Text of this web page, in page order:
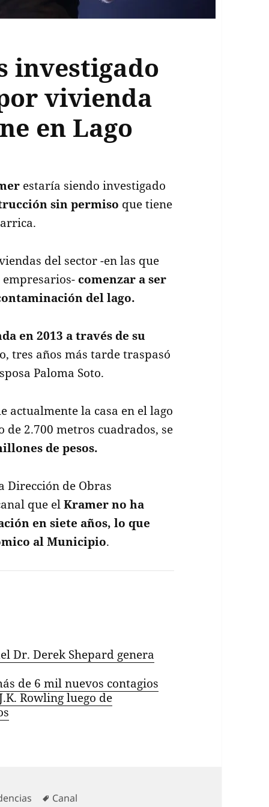
investigado
vivienda
en Lago
estaría siendo investigado
sin permiso que tiene
del sector -en las que
comenzar a ser
del lago.
en 2013 a través de su
tres años más tarde traspasó
Paloma Soto.
la casa en el lago
2.700 metros cuadrados, se
de pesos.
Dirección de Obras
que elKramer no ha
en siete años, lo que
al Municipio.
Dr. Derek Shepard genera
de 6 mil nuevos contagios
Rowling luego de
Etiquetas
Canal